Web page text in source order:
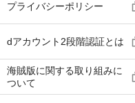
プライバシーポリシー
dアカウント2段階認証とは
海賊版に関する取り組みに
ついて